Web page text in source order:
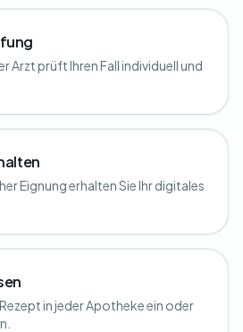
Arzt prüft Ihren Fall individuell und
Eignung erhalten Sie Ihr digitales
in jeder Apotheke ein oder